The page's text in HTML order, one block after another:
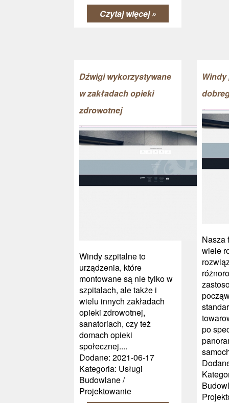
Czytaj więcej »
Dźwigi wykorzystywane
w zakładach opieki
zdrowotnej
Windy szpitalne to
urządzenia, które
montowane są nie tylko w
szpitalach, ale także i
wielu innych zakładach
opieki zdrowotnej,
sanatoriach, czy też
domach opieki
społecznej....
Dodane: 2021-06-17
Kategoria: Usługi
Budowlane /
Projektowanie
Nasza
wiele
po